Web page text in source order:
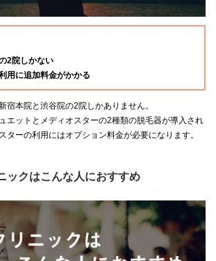
2院しかない
用に追加料金がかかる
宿本院と渋谷院の2院しかありません。
エットとメディオスターの2種類の脱毛器が導入され
ターの利用にはオプション料金が必要になります。
ックはこんな人におすすめ